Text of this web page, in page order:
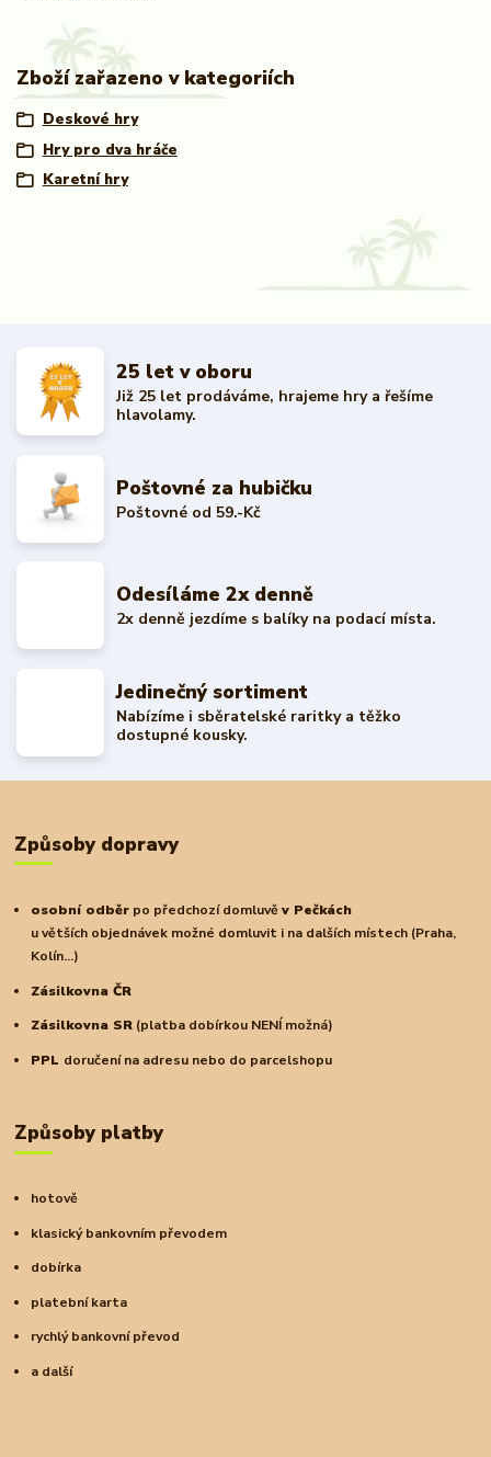
Zboží zařazeno v kategoriích
Deskové hry
Hry pro dva hráče
Karetní hry
25 let v oboru
Již 25 let prodáváme, hrajeme hry a řešíme
hlavolamy.
Poštovné za hubičku
Poštovné od 59.-Kč
Odesíláme 2x denně
2x denně jezdíme s balíky na podací místa.
Jedinečný sortiment
Nabízíme i sběratelské raritky a těžko
dostupné kousky.
Způsoby dopravy
osobní odběr po předchozí domluvěv Pečkách
u větších objednávek možné domluvit i na dalších místech (Praha,
Kolín...)
Zásilkovna ČR
Zásilkovna SR (platba dobírkou NENÍ možná)
PPL doručení na adresu nebo do parcelshopu
Způsoby platby
hotově
klasický bankovním převodem
dobírka
platební karta
rychlý bankovní převod
a další